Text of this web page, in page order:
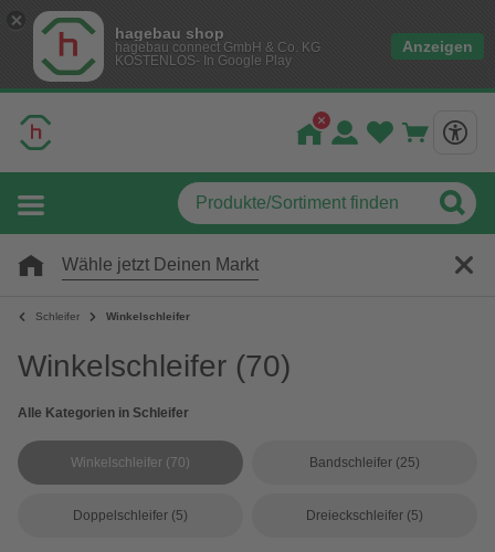
hagebau shop
hagebau connect GmbH & Co. KG
KOSTENLOS- In Google Play
Anzeigen
Wähle jetzt Deinen Markt
Schleifer Winkelschleifer
Winkelschleifer (70)
Alle Kategorien in Schleifer
Winkelschleifer (70) Bandschleifer (25)
Doppelschleifer (5) Dreieckschleifer (5)